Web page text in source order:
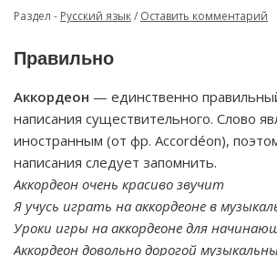
Раздел - Русский язык/ Оставить комментарий
Правильно
Аккордеон — единственно
написания существительного. Слово
иностранным (от фр. Accordéon),
написания следует запомнить.
Аккордеон очень красиво звучит
Я учусь играть на аккордеоне в
Уроки игры на аккордеоне для
Аккордеон довольно дорогой